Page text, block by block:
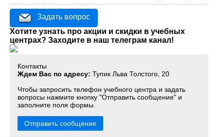
Задать вопрос
Хотите узнать про акции и скидки в учебных
центрах? Заходите в наш телеграм канал!
Контакты
Ждем Вас по адресу: Тупик Льва Толстого, 20
Чтобы запросить телефон учебного центра и задать
вопросы нажмите кнопку "Отправить сообщение" и
заполните поля формы.
Отправить сообщение